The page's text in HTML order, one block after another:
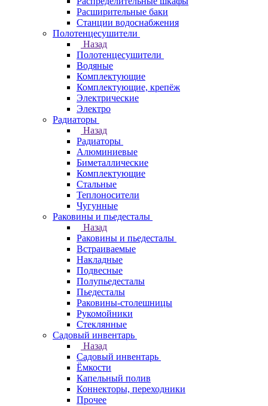
Расширительные баки
Станции водоснабжения
Полотенцесушители
Назад
Полотенцесушители
Водяные
Комплектующие
Комплектующие, крепёж
Электрические
Электро
Радиаторы
Назад
Радиаторы
Алюминиевые
Биметаллические
Комплектующие
Стальные
Теплоносители
Чугунные
Раковины и пьедесталы
Назад
Раковины и пьедесталы
Встраиваемые
Накладные
Подвесные
Полупьедесталы
Пьедесталы
Раковины-столешницы
Рукомойники
Стеклянные
Садовый инвентарь
Назад
Садовый инвентарь
Ёмкости
Капельный полив
Коннекторы, переходники
Прочее